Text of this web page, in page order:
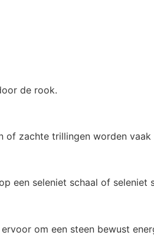
de rook.
of zachte trillingen worden
een seleniet schaal of seleniet
om een steen bewust